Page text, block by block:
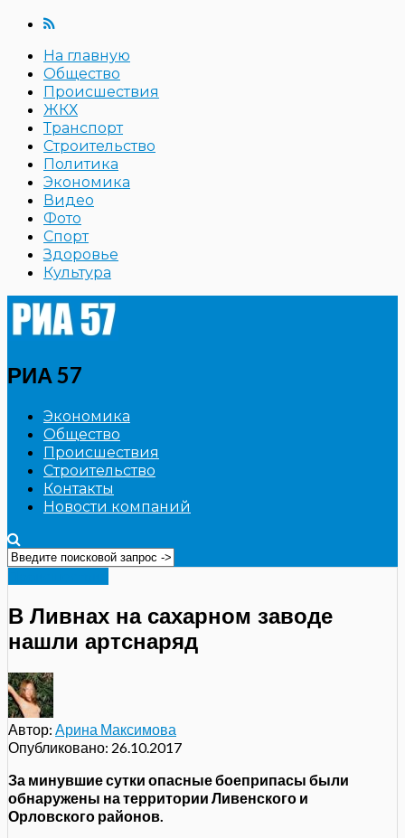
На главную
Общество
Происшествия
ЖКХ
Транспорт
Строительство
Политика
Экономика
Видео
Фото
Спорт
Здоровье
Культура
РИА 57
Экономика
Общество
Происшествия
Строительство
Контакты
Новости компаний
В Ливнах на сахарном заводе
нашли артснаряд
Автор: Арина Максимова
Опубликовано: 26.10.2017
За минувшие сутки опасные боеприпасы были
обнаружены на территории Ливенского и
Орловского районов.